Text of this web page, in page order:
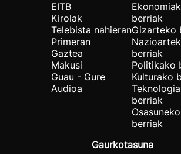
EITB
Kirolak
Telebista nahieran
Primeran
Gaztea
Makusi
Guau - Gure
Audioa
berriak
Gizarteko
berriak
Politikako
Kulturako
berriak
Osasuneko
berriak
Gaurkotasuna